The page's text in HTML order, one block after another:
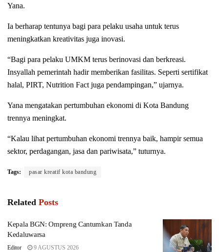
Yana.
Ia berharap tentunya bagi para pelaku usaha untuk terus
meningkatkan kreativitas juga inovasi.
“Bagi para pelaku UMKM terus berinovasi dan berkreasi.
Insyallah pemerintah hadir memberikan fasilitas. Seperti sertifikat
halal, PIRT, Nutrition Fact juga pendampingan,” ujarnya.
Yana mengatakan pertumbuhan ekonomi di Kota Bandung
trennya meningkat.
“Kalau lihat pertumbuhan ekonomi trennya baik, hampir semua
sektor, perdagangan, jasa dan pariwisata,” tuturnya.
Tags: pasar kreatif kota bandung
Related Posts
Kepala BGN: Ompreng Cantumkan Tanda
Kedaluwarsa
Editor 9 AGUSTUS 2026